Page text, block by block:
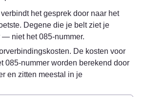
het gesprek door naar het
Degene die je belt ziet je
niet het 085-nummer.
De kosten voor
085-nummer worden berekend door
en zitten meestal in je